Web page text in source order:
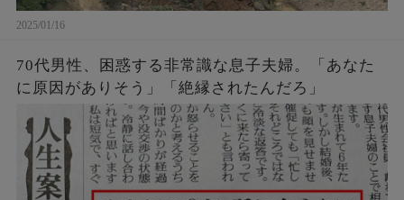
2025/01/16
70代男性、困惑する非常識な息子夫婦。「あなた
に原因がありそう」「絶縁されたんだろ」